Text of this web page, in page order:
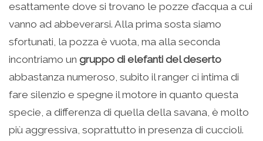
esattamente dove si trovano le pozze d’acqua a cui
vanno ad abbeverarsi. Alla prima sosta siamo
sfortunati, la pozza è vuota, ma alla seconda
incontriamo un gruppo di elefanti del deserto
abbastanza numeroso, subito il ranger ci intima di
fare silenzio e spegne il motore in quanto questa
specie, a differenza di quella della savana, è molto
più aggressiva, soprattutto in presenza di cuccioli.